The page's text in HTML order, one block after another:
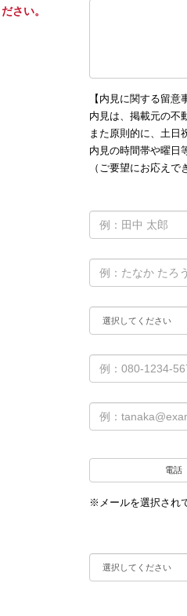
さい。
【内見に関する留意
内見は、掲載元の不
また原則的に、土日
内見の時間帯や曜日
（ご要望にお応え
電話
※メールを選択され